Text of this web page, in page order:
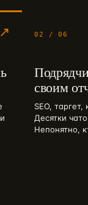
02 / 06
своим
SEO,
Десятки
Непонятно,